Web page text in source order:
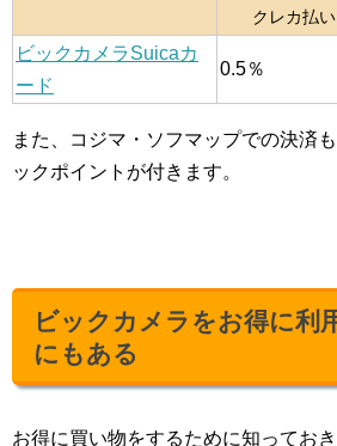
クレカ払い
ビックカメラSuicaカ
ード
0.5％
また、コジマ・ソフマップでの決済
ックポイントが付きます。
ビックカメラをお得に利
にもある
お得に買い物をするために知ってお